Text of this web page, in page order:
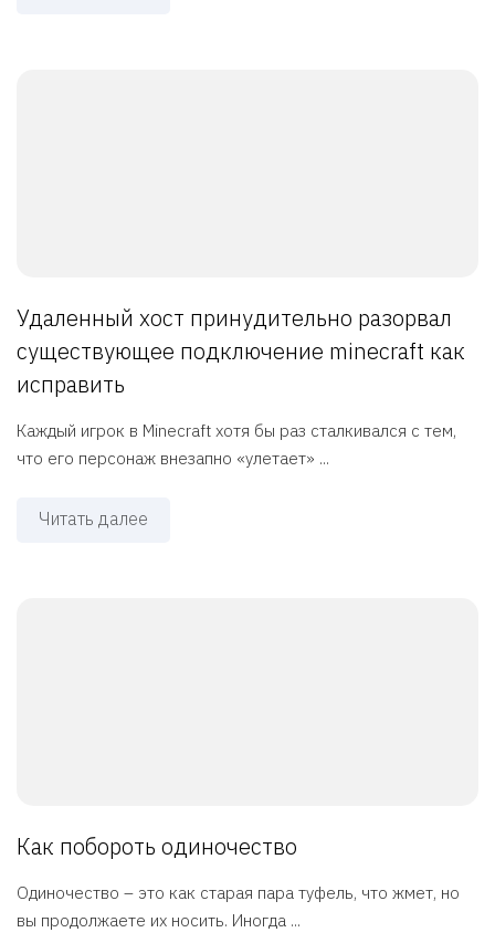
Удаленный хост принудительно разорвал
существующее подключение minecraft как
исправить
Каждый игрок в Minecraft хотя бы раз сталкивался с тем,
что его персонаж внезапно «улетает» ...
Читать далее
Как побороть одиночество
Одиночество – это как старая пара туфель, что жмет, но
вы продолжаете их носить. Иногда ...